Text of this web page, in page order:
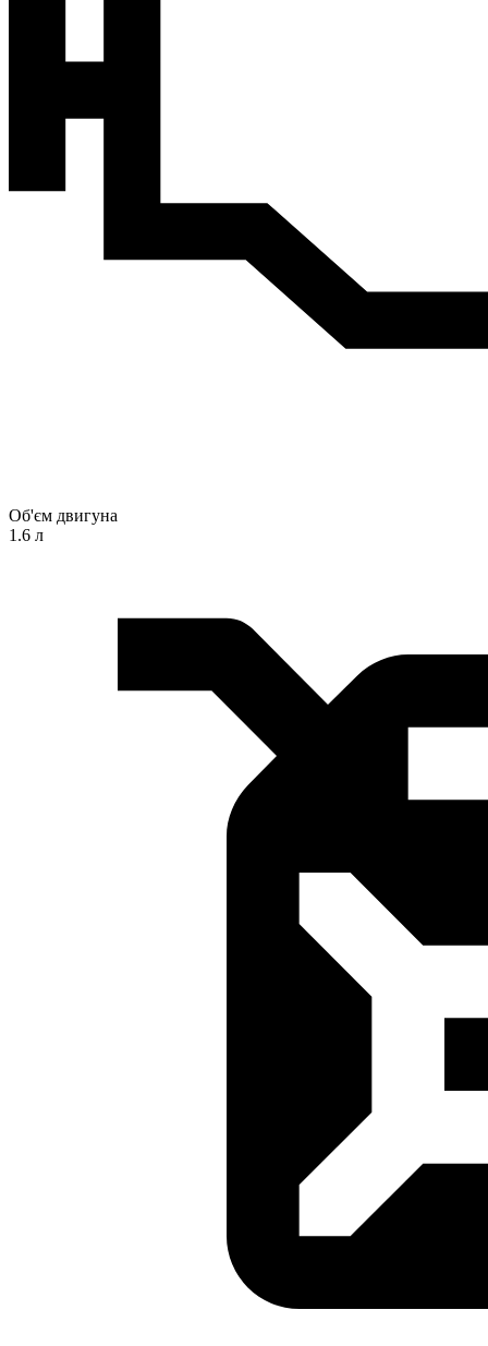
Об'єм двигуна
1.6 л